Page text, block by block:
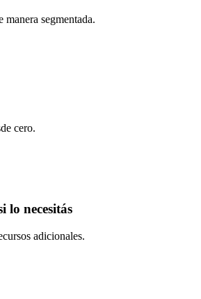
manera segmentada.
cero.
lo necesitás
adicionales.